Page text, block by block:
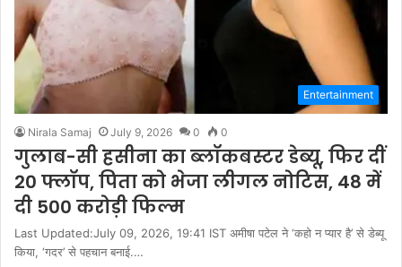
Entertainment
Nirala Samaj July 9, 2026 0 0
गुलाब-सी हसीना का ब्लॉकबस्टर डेब्यू, फिर दीं
20 फ्लॉप, पिता को भेजा लीगल नोटिस, 48 में
दी 500 करोड़ी फिल्म
Last Updated:July 09, 2026, 19:41 IST अमीषा पटेल ने ‘कहो न प्यार है’ से डेब्यू
किया, ‘गदर’ से पहचान बनाई.…